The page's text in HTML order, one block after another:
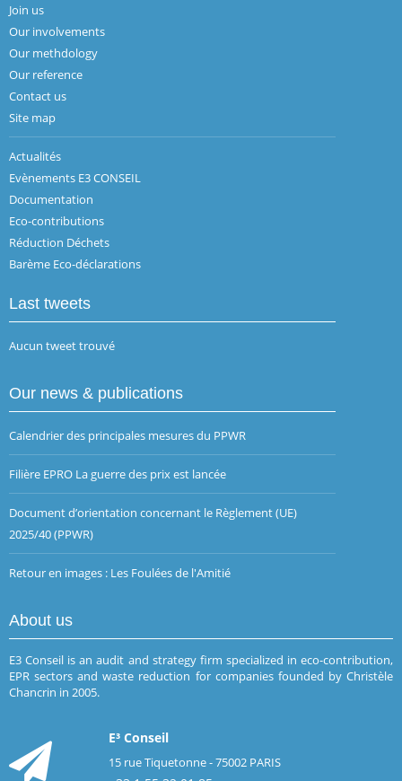
Join us
Our involvements
Our methdology
Our reference
Contact us
Site map
Actualités
Evènements E3 CONSEIL
Documentation
Eco-contributions
Réduction Déchets
Barème Eco-déclarations
Last tweets
Aucun tweet trouvé
Our news & publications
Calendrier des principales mesures du PPWR
Filière EPRO La guerre des prix est lancée
Document d’orientation concernant le Règlement (UE)
2025/40 (PPWR)
Retour en images : Les Foulées de l'Amitié
About us
E3 Conseil is an audit and strategy firm specialized in eco-contribution,
EPR sectors and waste reduction for companies founded by Christèle
Chancrin in 2005.
E³ Conseil
15 rue Tiquetonne - 75002 PARIS